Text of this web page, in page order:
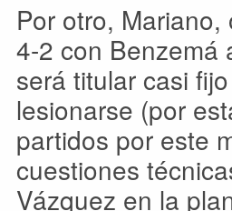
Por otro,
4-2 con Benzemá
será titular casi
lesionarse (por
partidos por este
cuestiones
Vázquez en la